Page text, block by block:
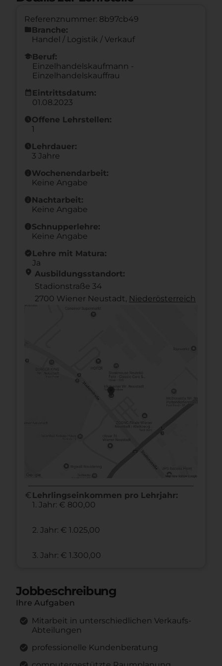
Referenznummer: 8b97cb49
folderBranche:
Handel / Logistik / Verkauf
schoolBeruf:
Einzelhandelskaufmann -
Einzelhandelskauffrau
calendar_month Eintrittsdatum:
01.08.2023
scheduleOffene Lehrstellen:
1
scheduleLehrdauer:
3 Jahre
infoWochenendarbeit:
Keine Angabe
infoNachtarbeit:
Keine Angabe
infoSchnupperlehre:
Keine Angabe
new_releasesLehre mit Matura:
Ja
location_on Ausbildungsstandort:
Stadionstraße 34
2700 Wiener Neustadt, Nieder­österreich
euro Lehrlingseinkommen pro Lehrjahr:
1. Jahr: € 800,00
2. Jahr: € 1.025,00
3. Jahr: € 1.300,00
Jobbeschreibung
Ihre Aufgaben
Mitarbeit in unterschiedlichen Verkaufs-
Abteilungen
professionelle Kundenberatung